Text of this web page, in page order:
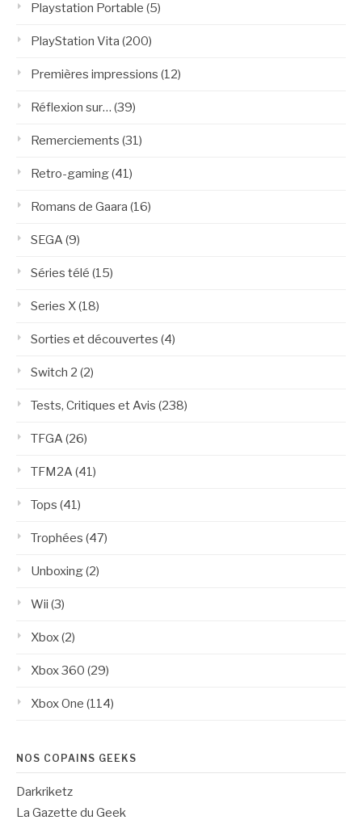
Playstation Portable (5)
PlayStation Vita (200)
Premières impressions (12)
Réflexion sur… (39)
Remerciements (31)
Retro-gaming(41)
Romans de Gaara (16)
SEGA(9)
Séries télé (15)
Series X(18)
Sorties et découvertes (4)
Switch 2 (2)
Tests, Critiques et Avis (238)
TFGA(26)
TFM2A(41)
Tops (41)
Trophées (47)
Unboxing(2)
Wii (3)
Xbox(2)
Xbox 360 (29)
Xbox One (114)
NOS COPAINS GEEKS
Darkriketz
La Gazette du Geek